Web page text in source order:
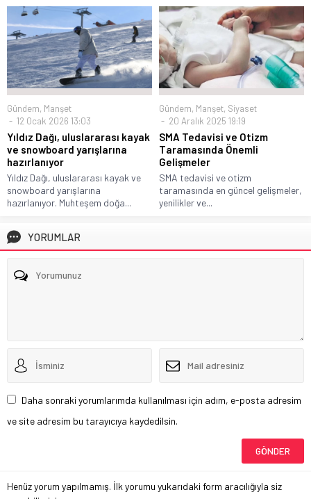
Gündem, Manşet
12 Ocak 2026 13:03
Yıldız Dağı, uluslararası kayak
ve snowboard yarışlarına
hazırlanıyor
Yıldız Dağı, uluslararası kayak ve
snowboard yarışlarına
hazırlanıyor. Muhteşem doğa...
Gündem, Manşet, Siyaset
20 Aralık 2025 19:19
SMA Tedavisi ve Otizm
Taramasında Önemli
Gelişmeler
SMA tedavisi ve otizm
taramasında en güncel gelişmeler,
yenilikler ve...
YORUMLAR
Daha sonraki yorumlarımda kullanılması için adım, e-posta adresim
ve site adresim bu tarayıcıya kaydedilsin.
Henüz yorum yapılmamış. İlk yorumu yukarıdaki form aracılığıyla siz